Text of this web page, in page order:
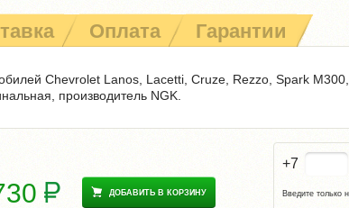
Оплата Гарантии
Chevrolet Lanos, Lacetti, Cruze, Rezzo, Spark
производитель NGK.
ДОБАВИТЬ В КОРЗИНУ
+7
Введите только